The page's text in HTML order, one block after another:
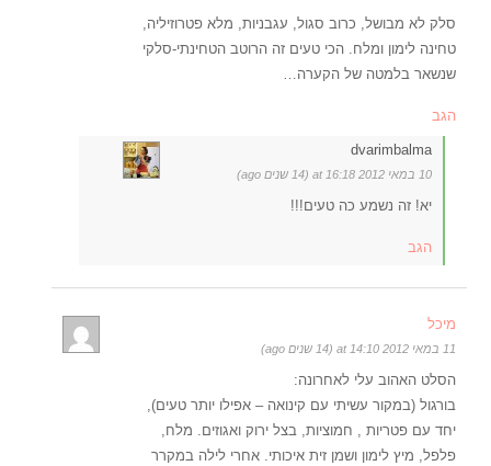
סלק לא מבושל, כרוב סגול, עגבניות, מלא פטרוזיליה,
טחינה לימון ומלח. הכי טעים זה הרוטב הטחינתי-סלקי
שנשאר בלמטה של הקערה…
הגב
dvarimbalma
10 במאי 2012 at 16:18 (14 שנים ago)
יא! זה נשמע כה טעים!!!
הגב
מיכל
11 במאי 2012 at 14:10 (14 שנים ago)
הסלט האהוב עלי לאחרונה:
בורגול (במקור עשיתי עם קינואה – אפילו יותר טעים),
יחד עם פטריות , חמוציות, בצל ירוק ואגוזים. מלח,
פלפל, מיץ לימון ושמן זית איכותי. אחרי לילה במקרר